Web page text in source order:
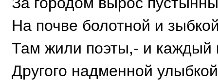
На почве болотной и
Там жили поэты,- и каждый
Другого надменной